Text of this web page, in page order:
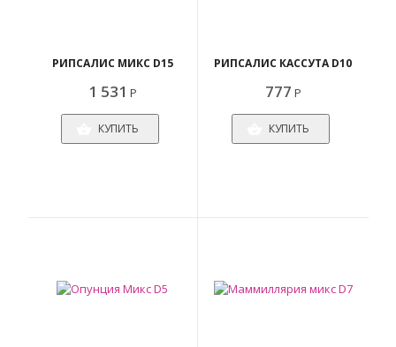
РИПСАЛИС МИКС D15
1 531 Р
КУПИТЬ
РИПСАЛИС КАССУТА D10
777 Р
КУПИТЬ